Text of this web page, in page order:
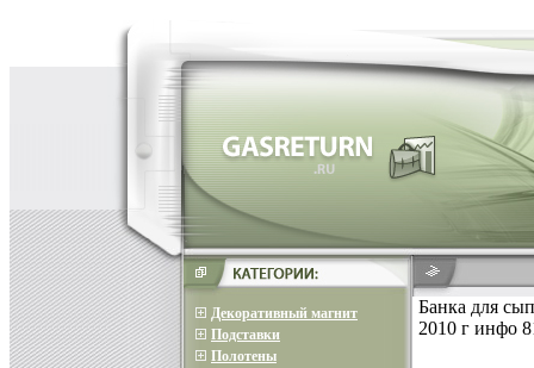
Декоративный магнит
Подставки
Полотены
Банка для
2010 г инфо